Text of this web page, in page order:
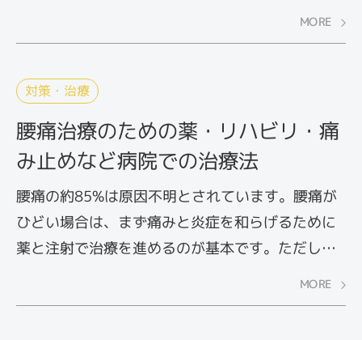
姿勢を続けていると、腰の筋肉が緊張した状態が
続いて筋疲労を起こし、痛みを生じる場合があり
る、座るときに足を組む、いつも片足に重心をか
のゆがみも、痛みを生じさせる原因の一つです。
働く世代にとっては、労働環境と腰痛の関係も深
く、いわゆる「腰痛持ち」が多い職種も存在して
います。
ここでは、生活習慣や労働環境が招く筋疲労によ
MORE
対策・治療
腰痛治療のための薬・リハビリ・痛
み止めなど病院での治療法
腰痛の約85%は原因不明とされています。腰痛が
ひどい場合は、まず痛みと炎症を和らげるために
薬と注射で治療を進めるのが基本です。ただし、
薬物療法（投薬治療・神経ブロック療法）はあく
までも痛みを抑える対症療法であり、病気そのも
MORE